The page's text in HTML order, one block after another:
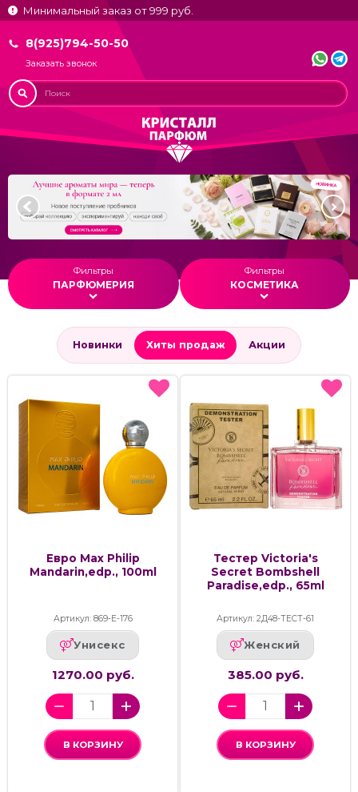
Минимальный заказ от 999 руб.
8(925)794-50-50
Заказать звонок
Фильтры
ПАРФЮМЕРИЯ
Фильтры
КОСМЕТИКА
Новинки Хиты продаж Акции
Евро Max Philip
Mandarin,edp., 100ml
Артикул: 869-Е-176
Унисекс
1270.00 руб.
В КОРЗИНУ
Тестер Victoria's
Secret Bombshell
Paradise,edp., 65ml
Артикул: 2Д48-ТЕСТ-61
Женский
385.00 руб.
В КОРЗИНУ